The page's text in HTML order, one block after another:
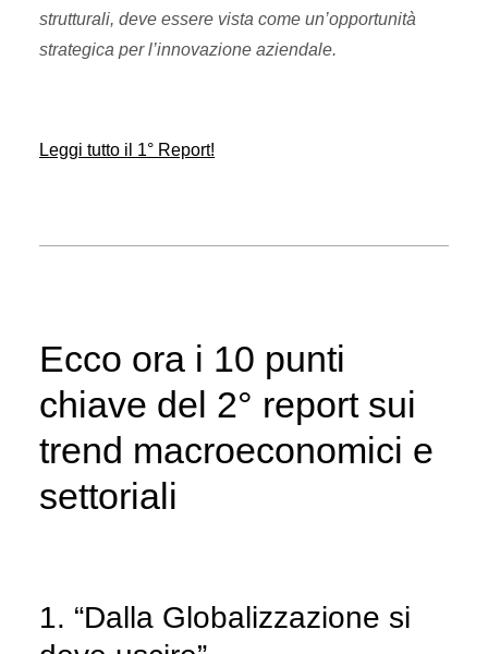
strutturali, deve essere vista come un’opportunità
strategica per l’innovazione aziendale.
Leggi tutto il 1° Report!
Ecco ora i 10 punti
chiave del 2° report sui
trend macroeconomici e
settoriali
1. “Dalla Globalizzazione si